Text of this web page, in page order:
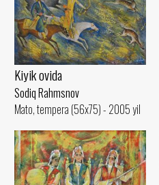
Kiyik ovida
Sodiq Rahmsnov
Mato, tempera (56x75) - 2005 yil